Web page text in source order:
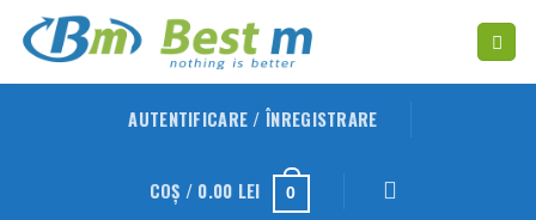
AUTENTIFICARE / ÎNREGISTRARE
COȘ / 0.00 LEI 0